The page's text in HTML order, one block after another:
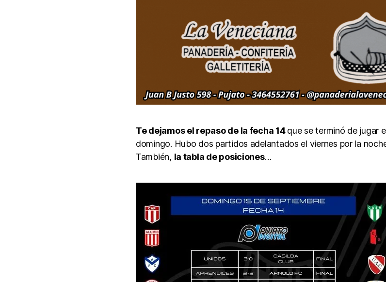
Te dejamos el repaso de la fecha 14que se terminó de jugar
domingo. Hubo dos partidos adelantados el viernes por la
También, la tabla de posiciones…